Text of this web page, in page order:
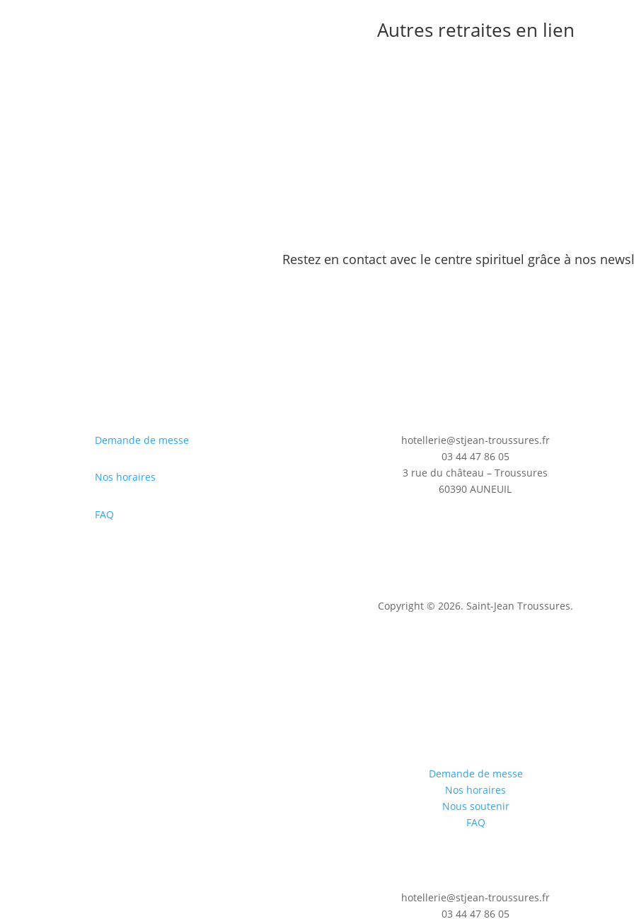
Autres retraites en lien
Restez en contact avec le centre spirituel grâce à nos
Demande de messe
Nos horaires
FAQ
hotellerie@stjean-troussures.fr
03 44 47 86 05
3 rue du château – Troussures
60390 AUNEUIL
Copyright © 2026. Saint-Jean Troussures.
Demande de messe
Nos horaires
Nous soutenir
FAQ
hotellerie@stjean-troussures.fr
03 44 47 86 05